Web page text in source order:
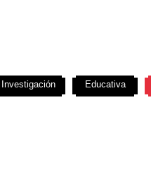
Investigación Educativa